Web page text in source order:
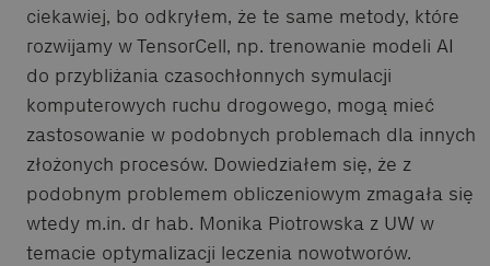
ciekawiej, bo odkryłem, że te same metody, które
rozwijamy w TensorCell, np. trenowanie modeli AI
do przybliżania czasochłonnych symulacji
komputerowych ruchu drogowego, mogą mieć
zastosowanie w podobnych problemach dla innych
złożonych procesów. Dowiedziałem się, że z
podobnym problemem obliczeniowym zmagała się
wtedy m.in. dr hab. Monika Piotrowska z UW w
temacie optymalizacji leczenia nowotworów.